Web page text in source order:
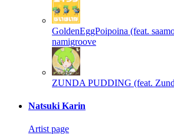
GoldenEggPoipoina (feat.
namigroove
ZUNDA PUDDING (feat.
Natsuki Karin
Artist page